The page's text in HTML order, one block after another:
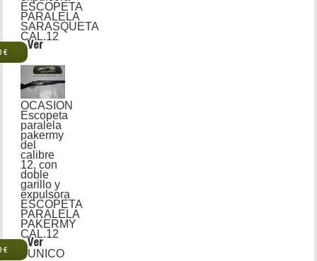
ESCOPETA
PARALELA
SARASQUETA
CAL.12
€
Ver
OCASION
Escopeta
paralela
pakermy
del
calibre
12, con
doble
garillo y
expulsora
ESCOPETA
PARALELA
PAKERMY
CAL.12
€
Ver
UNICO